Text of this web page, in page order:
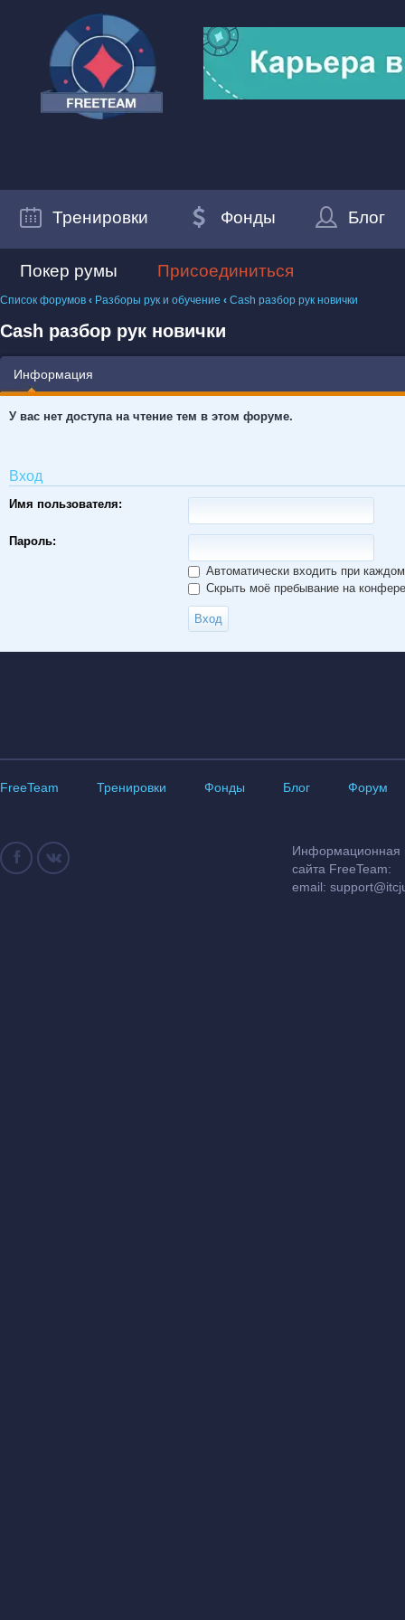
Тренировки Фонды Блог
Покер румы Присоединиться
Список форумов ‹ Разборы рук и обучение ‹ Cash разбор рук новички
Cash разбор рук новички
Информация
У вас нет доступа на чтение тем в этом форуме.
Вход
Имя пользователя:
Пароль:
Автоматически входить при
Скрыть моё пребывание на
FreeTeam Тренировки Фонды Блог Форум
Информационная
сайта FreeTeam:
email: